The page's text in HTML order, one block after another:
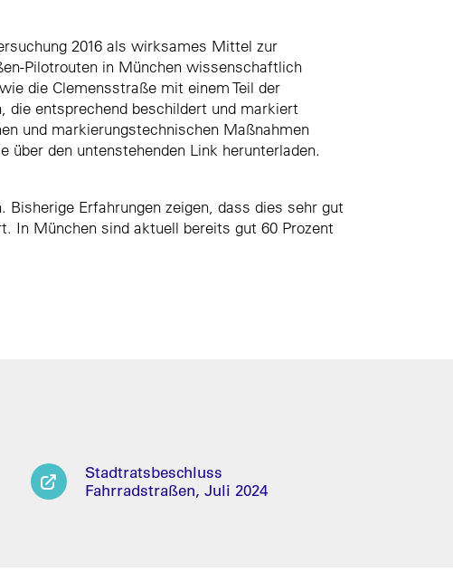
2016 als wirksames Mittel zur
Pilotrouten in München wissenschaftlich
die Clemensstraße mit einem Teil der
die entsprechend beschildert und markiert
und markierungstechnischen Maßnahmen
den untenstehenden Link herunterladen.
Bisherige Erfahrungen zeigen, dass dies sehr gut
In München sind aktuell bereits gut 60 Prozent
Stadtratsbeschluss
Fahrradstraßen, Juli 2024